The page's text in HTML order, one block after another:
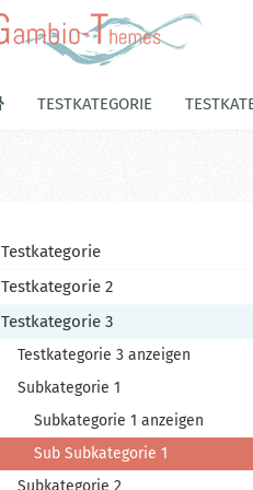
TESTKATEGORIE
Testkategorie
Testkategorie 2
Testkategorie 3
Testkategorie 3 anzeigen
Subkategorie 1
Subkategorie 1 anzeigen
Sub Subkategorie 1
Subkategorie 2